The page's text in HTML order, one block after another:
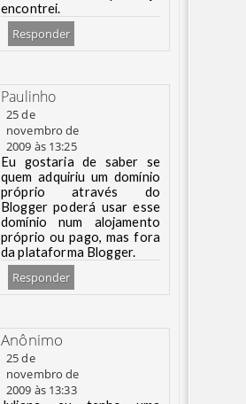
encontrei.
Responder
Paulinho
25 de
novembro de
2009 às 13:25
Eu gostaria de saber se
quem adquiriu um domínio
próprio através do
Blogger poderá usar esse
domínio num alojamento
próprio ou pago, mas fora
da plataforma Blogger.
Responder
Anônimo
25 de
novembro de
2009 às 13:33